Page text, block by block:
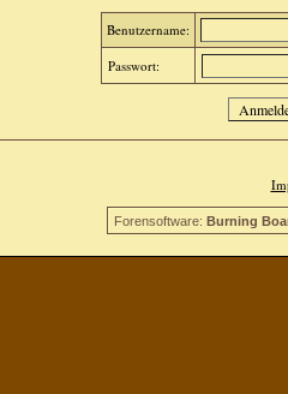
Benutzername:
Passwort:
Forensoftware: Burning